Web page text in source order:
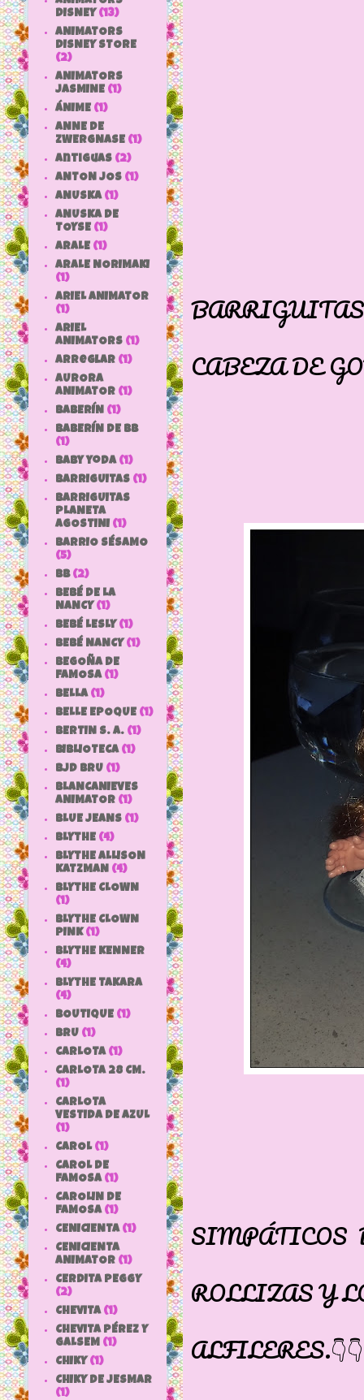
CABEZA DE
PELO
SIMPÁTICOS
ROLLIZAS Y
DISNEY (13)
ANIMATORS
DISNEY STORE
(2)
ANIMATORS
JASMINE (1)
ÁNIME (1)
ANNE DE
ZWERGNASE (1)
antiguas (2)
ANTON JOS (1)
ANUSKA (1)
ANUSKA DE
TOYSE (1)
ARALE (1)
ARALE NORIMAKI
(1)
ARIEL ANIMATOR
(1)
ARIEL
ANIMATORS (1)
arreglar (1)
AURORA
ANIMATOR (1)
BABERÍN (1)
BABERÍN DE BB
(1)
baby yoda (1)
BARRIGUITAS (1)
BARRIGUITAS
PLANETA
AGOSTINI (1)
BARRIO SÉSAMO
(5)
bb (2)
BEBÉ DE LA
NANCY (1)
BEBÉ LESLY (1)
BEBÉ NANCY (1)
BEGOÑA DE
FAMOSA (1)
BELLA (1)
BELLE EPOQUE (1)
BERTIN S. A. (1)
BIBLIOTECA (1)
BJD BRU (1)
BLANCANIEVES
ANIMATOR (1)
BLUE JEANS (1)
BLYTHE (4)
BLYTHE ALLISON
KATZMAN (4)
BLYTHE CLOWN
(1)
BLYTHE CLOWN
PINK (1)
BLYTHE KENNER
(4)
BLYTHE TAKARA
(4)
BOUTIQUE (1)
BRU (1)
CARLOTA (1)
CARLOTA 28 CM.
(1)
CARLOTA
VESTIDA DE AZUL
(1)
CAROL (1)
CAROL DE
FAMOSA (1)
CAROLIN DE
FAMOSA (1)
CENICIENTA (1)
CENICIENTA
ANIMATOR (1)
CERDITA PEGGY
(2)
CHEVITA (1)
CHEVITA PÉREZ Y
GALSEM (1)
CHIKY (1)
CHIKY DE JESMAR
(1)